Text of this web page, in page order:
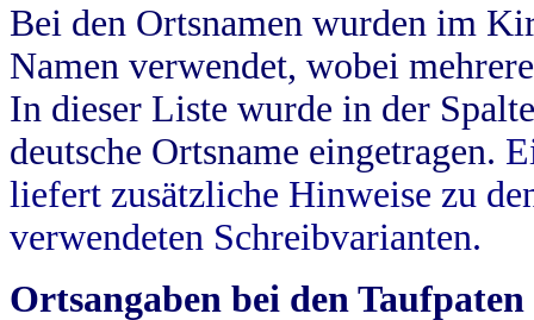
Bei den Ortsnamen wurden im
Namen verwendet, wobei
In dieser Liste wurde in der
deutsche Ortsname eingetragen.
liefert zusätzliche Hinweise zu
verwendeten Schreibvarianten.
Ortsangaben bei den Taufpaten